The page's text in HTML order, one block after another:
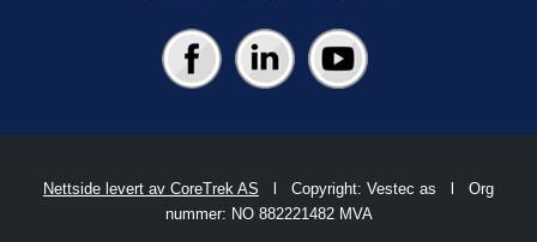
Nettside levert av CoreTrek AS l Copyright: Vestec as l Org
nummer: NO 882221482 MVA